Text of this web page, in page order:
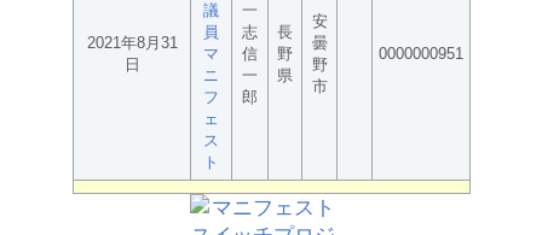
2021年8月31
日
議
員
マ
ニ
フ
ェ
ス
ト
一
志
信
一
郎
長
野
県
安
曇
野
市
0000000951